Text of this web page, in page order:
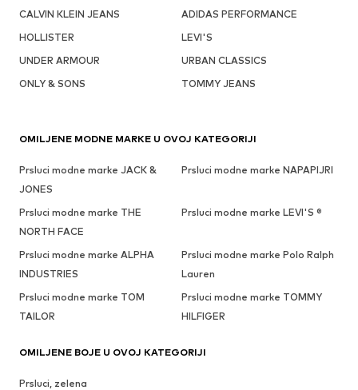
CALVIN KLEIN JEANS
ADIDAS PERFORMANCE
HOLLISTER
LEVI'S
UNDER ARMOUR
URBAN CLASSICS
ONLY & SONS
TOMMY JEANS
OMILJENE MODNE MARKE U OVOJ KATEGORIJI
Prsluci modne marke JACK &
JONES
Prsluci modne marke NAPAPIJRI
Prsluci modne marke THE
NORTH FACE
Prsluci modne marke LEVI'S ®
Prsluci modne marke ALPHA
INDUSTRIES
Prsluci modne marke Polo Ralph
Lauren
Prsluci modne marke TOM
TAILOR
Prsluci modne marke TOMMY
HILFIGER
OMILJENE BOJE U OVOJ KATEGORIJI
Prsluci, zelena